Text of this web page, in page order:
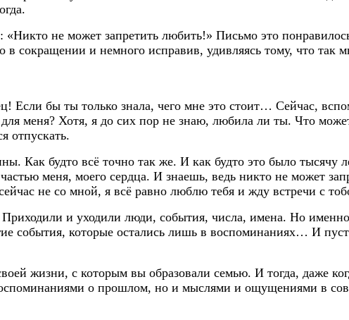
не может запретить любить!» Письмо это
сокращении и немного исправив, удивляясь тому, что так
бы ты только знала, чего мне это стоит… Сейчас,
меня? Хотя, я до сих пор не знаю, любила ли ты. Что
отпускать.
Как будто всё точно так же. И как будто это было
меня, моего сердца. И знаешь, ведь никто не может
не со мной, я всё равно люблю тебя и жду встречи с
и уходили люди, события, числа, имена. Но
события, которые остались лишь в воспоминаниях… И
жизни, с которым вы образовали семью. И тогда, даже
воспоминаниями о прошлом, но и мыслями и ощущениями в